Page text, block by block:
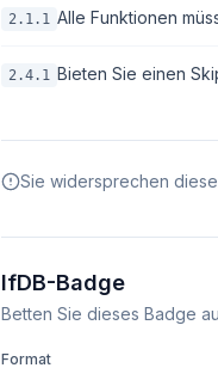
2.1.1 Alle Funktionen
2.4.1 Bieten Sie einen
Sie widersprechen
IfDB-Badge
Betten Sie dieses Badge
Format